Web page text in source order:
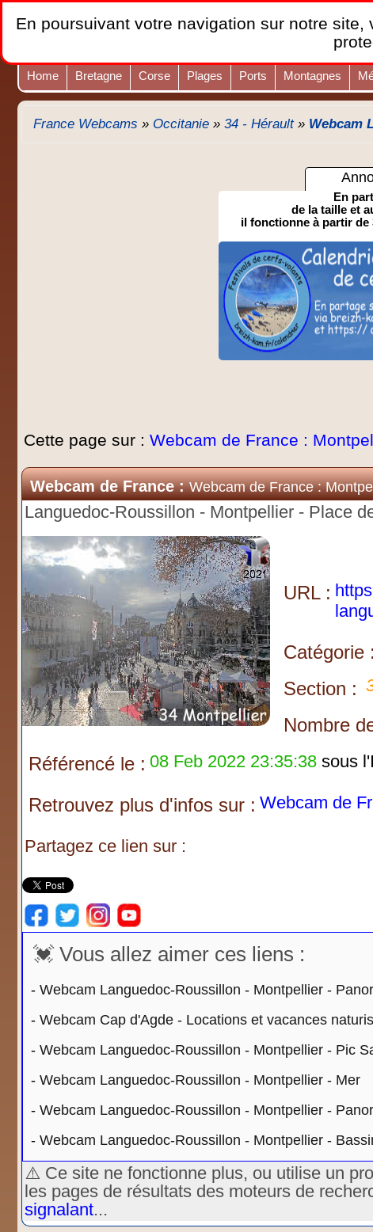
Home Bretagne Corse Plages Ports Montagnes
France Webcams » Occitanie » 34 - Hérault» Webcam
En
de la taille et
il fonctionne à partir de
Cette page sur : Webcam de France :
Webcam de France :Webcam de France :
Languedoc-Roussillon - Montpellier - Place
URL :
Catégorie :
Section :
Nombre
Référencé le : 08 Feb 2022 23:35:38 sous
Retrouvez plus d'infos sur : Webcam de
Partagez ce lien sur :
💓 Vous allez aimer ces liens :
- Webcam Languedoc-Roussillon - Montpellier -
- Webcam Cap d'Agde - Locations et vacances
- Webcam Languedoc-Roussillon - Montpellier - Pic
- Webcam Languedoc-Roussillon - Montpellier - Mer
- Webcam Languedoc-Roussillon - Montpellier -
- Webcam Languedoc-Roussillon - Montpellier -
⚠️ Ce site ne fonctionne plus, ou utilise un
les pages de résultats des moteurs de
signalant...
En poursuivant votre navigation sur notre